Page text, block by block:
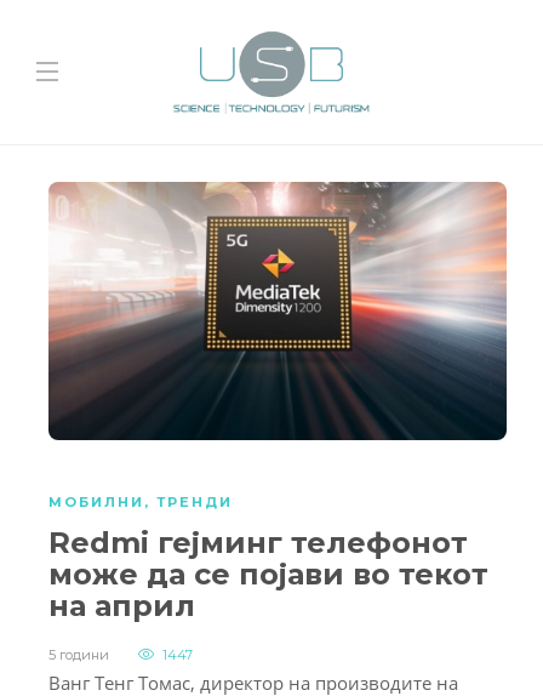
МОБИЛНИ , ТРЕНДИ
Redmi гејминг телефонот
може да се појави во текот
на април
5 години 1447
Ванг Тенг Томас, директор на производите на